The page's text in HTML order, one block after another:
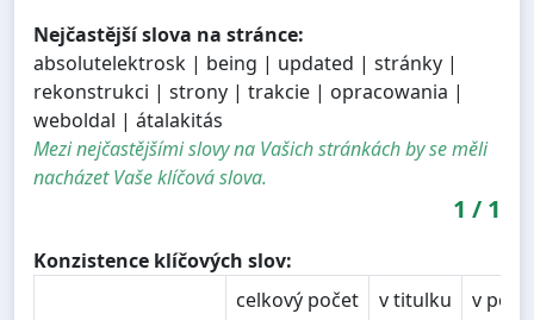
Nejčastější slova na stránce:
absolutelektrosk | being | updated | stránky |
rekonstrukci | strony | trakcie | opracowania |
weboldal | átalakitás
Mezi nejčastějšími slovy na Vašich stránkách by se měli
nacházet Vaše klíčová slova.
1 / 1
Konzistence klíčových slov:
celkový počet
v titulku
v